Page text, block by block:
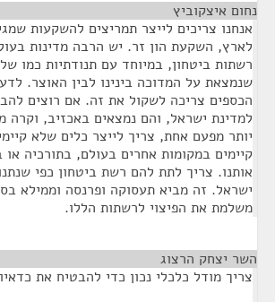
נחום איצקוביץ
אנחנו צריכים לייצר תמריצים להשקעות
לארץ, השקעת הון זר. יש הרבה מדינות
רשתות ביטחון, במיוחד עם תנודתיות כמו
שנמצאת על המדוכה בינינו לבין האוצר.
הכספים צריכה לשקול את זה. אם רוצים
למדינת ישראל, והם נמצאים באכזיב,
יותר מפעם אחת, צריך לייצר כלים שלא
קיימים במקומות אחרים בעולם, בתורכיה
אותנו. צריך לתת להם רשת ביטחון כפי
ישראל. זה מביא תעסוקה ופרנסה וממילא
משלמת את הפיצוי לרשתות הללו.
השר יצחק הרצוג
צריך מודל כלכלי נכון כדי להבטיח את